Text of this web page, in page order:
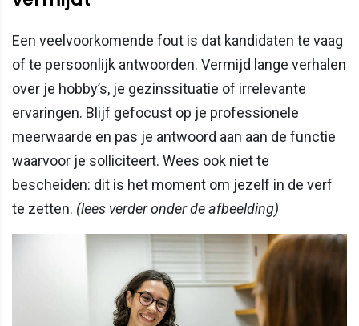
Een veelvoorkomende fout is dat kandidaten te vaag
of te persoonlijk antwoorden. Vermijd lange verhalen
over je hobby’s, je gezinssituatie of irrelevante
ervaringen. Blijf gefocust op je professionele
meerwaarde en pas je antwoord aan aan de functie
waarvoor je solliciteert. Wees ook niet te
bescheiden: dit is het moment om jezelf in de verf
te zetten. (lees verder onder de afbeelding)